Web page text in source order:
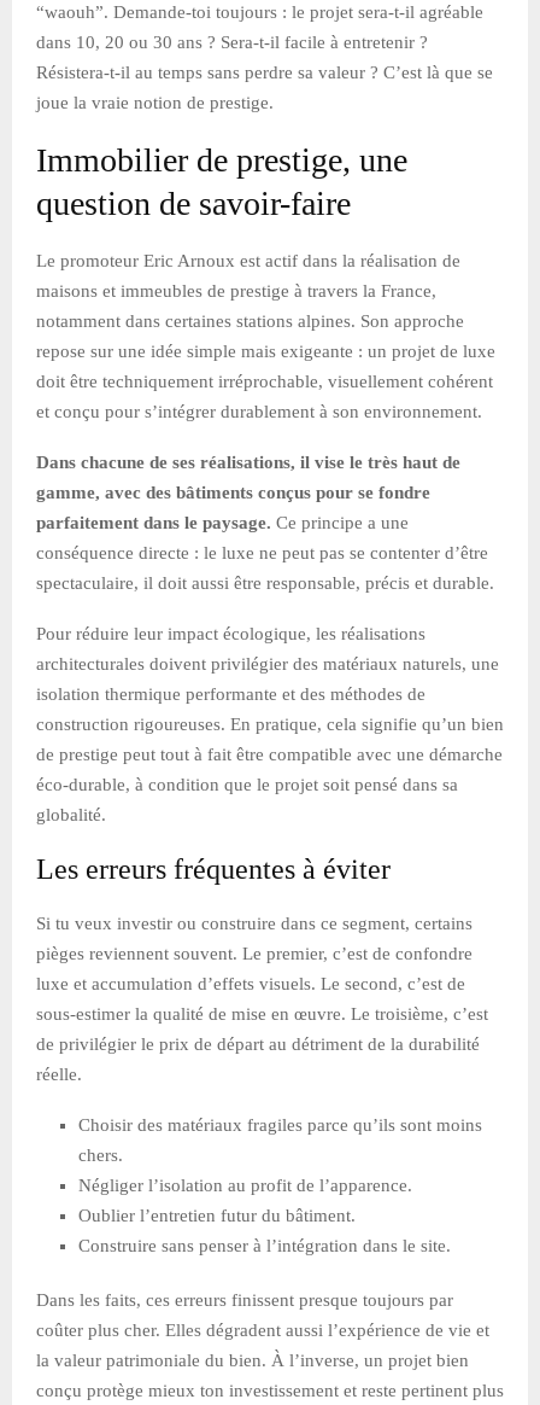
“waouh”. Demande-toi toujours : le projet sera-t-il agréable
dans 10, 20 ou 30 ans ? Sera-t-il facile à entretenir ?
Résistera-t-il au temps sans perdre sa valeur ? C’est là que se
joue la vraie notion de prestige.
Immobilier de prestige, une
question de savoir-faire
Le promoteur Eric Arnoux est actif dans la réalisation de
maisons et immeubles de prestige à travers la France,
notamment dans certaines stations alpines. Son approche
repose sur une idée simple mais exigeante : un projet de luxe
doit être techniquement irréprochable, visuellement cohérent
et conçu pour s’intégrer durablement à son environnement.
Dans chacune de ses réalisations, il vise le très haut de
gamme, avec des bâtiments conçus pour se fondre
parfaitement dans le paysage. Ce principe a une
conséquence directe : le luxe ne peut pas se contenter d’être
spectaculaire, il doit aussi être responsable, précis et durable.
Pour réduire leur impact écologique, les réalisations
architecturales doivent privilégier des matériaux naturels, une
isolation thermique performante et des méthodes de
construction rigoureuses. En pratique, cela signifie qu’un bien
de prestige peut tout à fait être compatible avec une démarche
éco-durable, à condition que le projet soit pensé dans sa
globalité.
Les erreurs fréquentes à éviter
Si tu veux investir ou construire dans ce segment, certains
pièges reviennent souvent. Le premier, c’est de confondre
luxe et accumulation d’effets visuels. Le second, c’est de
sous-estimer la qualité de mise en œuvre. Le troisième, c’est
de privilégier le prix de départ au détriment de la durabilité
réelle.
Choisir des matériaux fragiles parce qu’ils sont moins
chers.
Négliger l’isolation au profit de l’apparence.
Oublier l’entretien futur du bâtiment.
Construire sans penser à l’intégration dans le site.
Dans les faits, ces erreurs finissent presque toujours par
coûter plus cher. Elles dégradent aussi l’expérience de vie et
la valeur patrimoniale du bien. À l’inverse, un projet bien
conçu protège mieux ton investissement et reste pertinent plus